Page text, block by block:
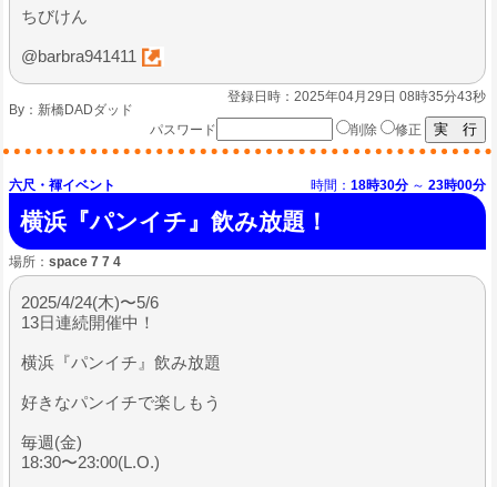
ちびけん
@barbra941411
登録日時：2025年04月29日 08時35分43秒
By： 新橋DADダッド
パスワード
削除 修正
六尺・褌イベント 時間： 18時30分 ～ 23時00分
横浜『パンイチ』飲み放題！
場所： space 7 7 4
2025/4/24(木)〜5/6
13日連続開催中！
横浜『パンイチ』飲み放題
好きなパンイチで楽しもう
毎週(金)
18:30〜23:00(L.O.)